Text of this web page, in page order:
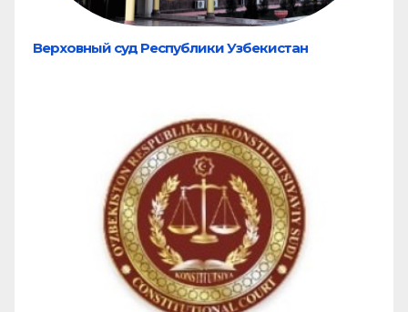
Верховный суд Республики Узбекистан